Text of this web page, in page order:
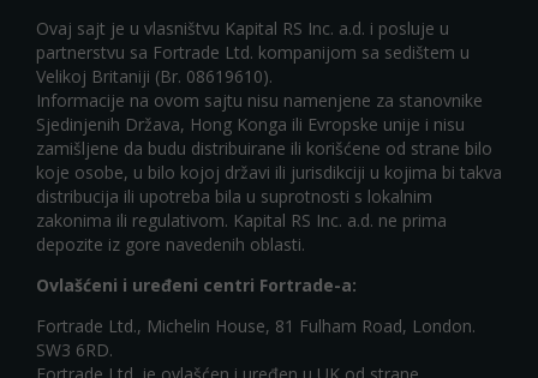
Ovaj sajt je u vlasništvu Kapital RS Inc. a.d. i posluje u
partnerstvu sa Fortrade Ltd. kompanijom sa sedištem u
Velikoj Britaniji (Br. 08619610).
Informacije na ovom sajtu nisu namenjene za stanovnike
Sjedinjenih Država, Hong Konga ili Evropske unije i nisu
zamišljene da budu distribuirane ili korišćene od strane bilo
koje osobe, u bilo kojoj državi ili jurisdikciji u kojima bi takva
distribucija ili upotreba bila u suprotnosti s lokalnim
zakonima ili regulativom. Kapital RS Inc. a.d. ne prima
depozite iz gore navedenih oblasti.
Ovlašćeni i uređeni centri Fortrade-a:
Fortrade Ltd., Michelin House, 81 Fulham Road, London.
SW3 6RD.
Fortrade Ltd. je ovlašćen i uređen u UK od strane